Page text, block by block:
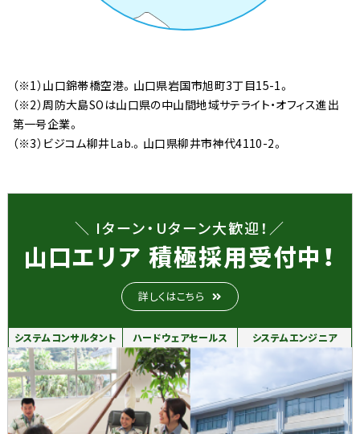
（※1）山口錦帯橋空港。山口県岩国市旭町3丁目15-1。
（※2）周防大島SOは山口県の中山間地域サテライト・オフィス進出
第一号企業。
（※3）ビジコム柳井Lab.。山口県柳井市神代4110-2。
Iターン・Uターン大歓迎！
山口エリア 積極採用受付中！
詳しくはこちら
システムコンサルタント ハードウェアセールス システムエンジニア